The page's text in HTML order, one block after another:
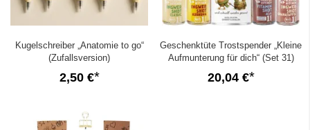
Kugelschreiber „Anatomie to go“
(Zufallsversion)
2,50 €
Geschenktüte Trostspender „Kleine
Aufmunterung für dich“ (Set 31)
20,04 €